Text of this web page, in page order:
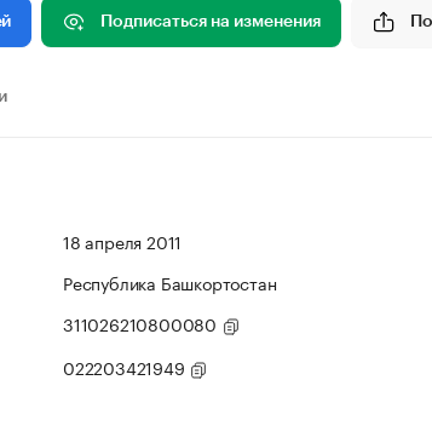
Подписаться на изменения
18 апреля 2011
Республика Башкортостан
311026210800080
022203421949